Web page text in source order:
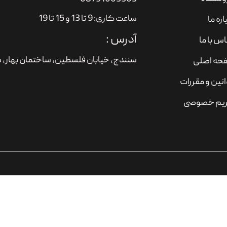
ما
با ما
اصلی
و مقررات
خصوصی
ساعت کاری: 9 تا 13 و 15 تا 19
آدرس :
سنندج، خیابان فلسطین،‌ ساختمان بهار،